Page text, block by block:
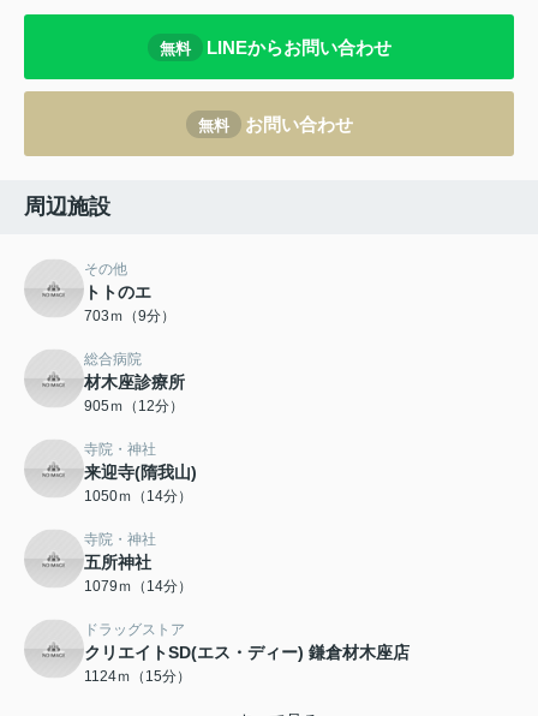
無料 LINEからお問い合わせ
無料 お問い合わせ
周辺施設
その他
トトのエ
703ｍ（9分）
総合病院
材木座診療所
905ｍ（12分）
寺院・神社
来迎寺(隋我山)
1050ｍ（14分）
寺院・神社
五所神社
1079ｍ（14分）
ドラッグストア
クリエイトSD(エス・ディー) 鎌倉材木座店
1124ｍ（15分）